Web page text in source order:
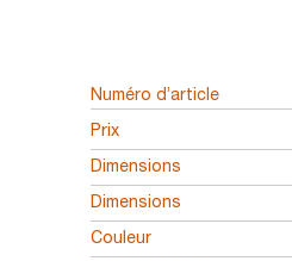
Numéro d’article
Prix
Dimensions
Dimensions
Couleur